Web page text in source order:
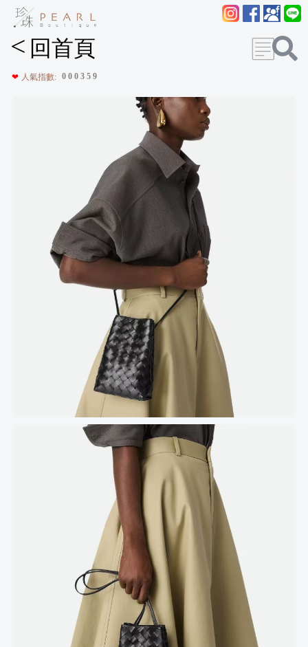
< 回首頁
❤ 人氣指數: 0 0 0 3 5 9